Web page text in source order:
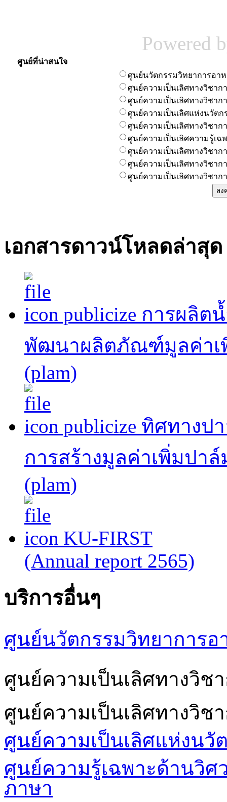
Powered
ศูนย์ที่น่าสนใจ
ศูนย์นวัตกรรมวิทยาการอา
ศูนย์ความเป็นเลิศทางวิชาก
ศูนย์ความเป็นเลิศทางวิชา
ศูนย์ความเป็นเลิศแห่งนวัตก
ศูนย์ความเป็นเลิศทางวิชาก
ศูนย์ความเป็นเลิศความรู้เ
ศูนย์ความเป็นเลิศทางวิชาก
ศูนย์ความเป็นเลิศทางวิชาก
ศูนย์ความเป็นเลิศทางวิชาก
เอกสารดาวน์โหลดล่าสุด
publicize การผลิ
พัฒนาผลิตภัณฑ์มูลค่าเ
(plam)
publicize ทิศทาง
การสร้างมูลค่าเพิ่มปา
(plam)
KU-FIRST
(Annual report 2565)
บริการอื่นๆ
ศูนย์นวัตกรรมวิทยาการอ
ศูนย์ความเป็นเลิศทางวิช
ศูนย์ความเป็นเลิศทางวิ
ศูนย์ความเป็นเลิศแห่งนวั
ศูนย์ความรู้เฉพาะด้านวิศ
ภาษา